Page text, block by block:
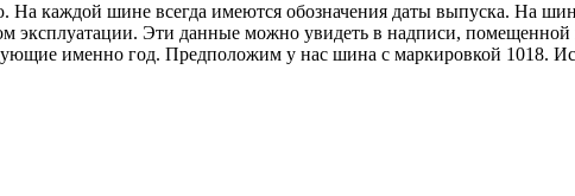
На каждой шине всегда имеются обозначения даты выпуска. На
эксплуатации. Эти данные можно увидеть в надписи,
именно год. Предположим у нас шина с маркировкой 1018.